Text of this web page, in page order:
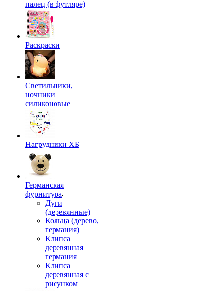
палец (в футляре)
Раскраски
Светильники,
ночники
силиконовые
Нагрудники ХБ
Германская
фурнитура
Дуги
(деревянные)
Кольца (дерево,
германия)
Клипса
деревянная
германия
Клипса
деревянная с
рисунком